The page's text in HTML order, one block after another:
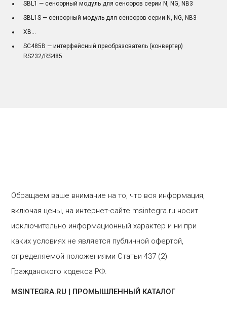
SBL1 — сенсорный модуль для сенсоров серии N, NG, NB3
SBL1S — сенсорный модуль для сенсоров серии N, NG, NB3
XB...
SC485B — интерфейсный преобразователь (конвертер)
RS232/RS485
Обращаем ваше внимание на то, что вся информация,
включая цены, на интернет-сайте msintegra.ru носит
исключительно информационный характер и ни при
каких условиях не является публичной офертой,
определяемой положениями Статьи 437 (2)
Гражданского кодекса РФ.
MSINTEGRA.RU | ПРОМЫШЛЕННЫЙ КАТАЛОГ